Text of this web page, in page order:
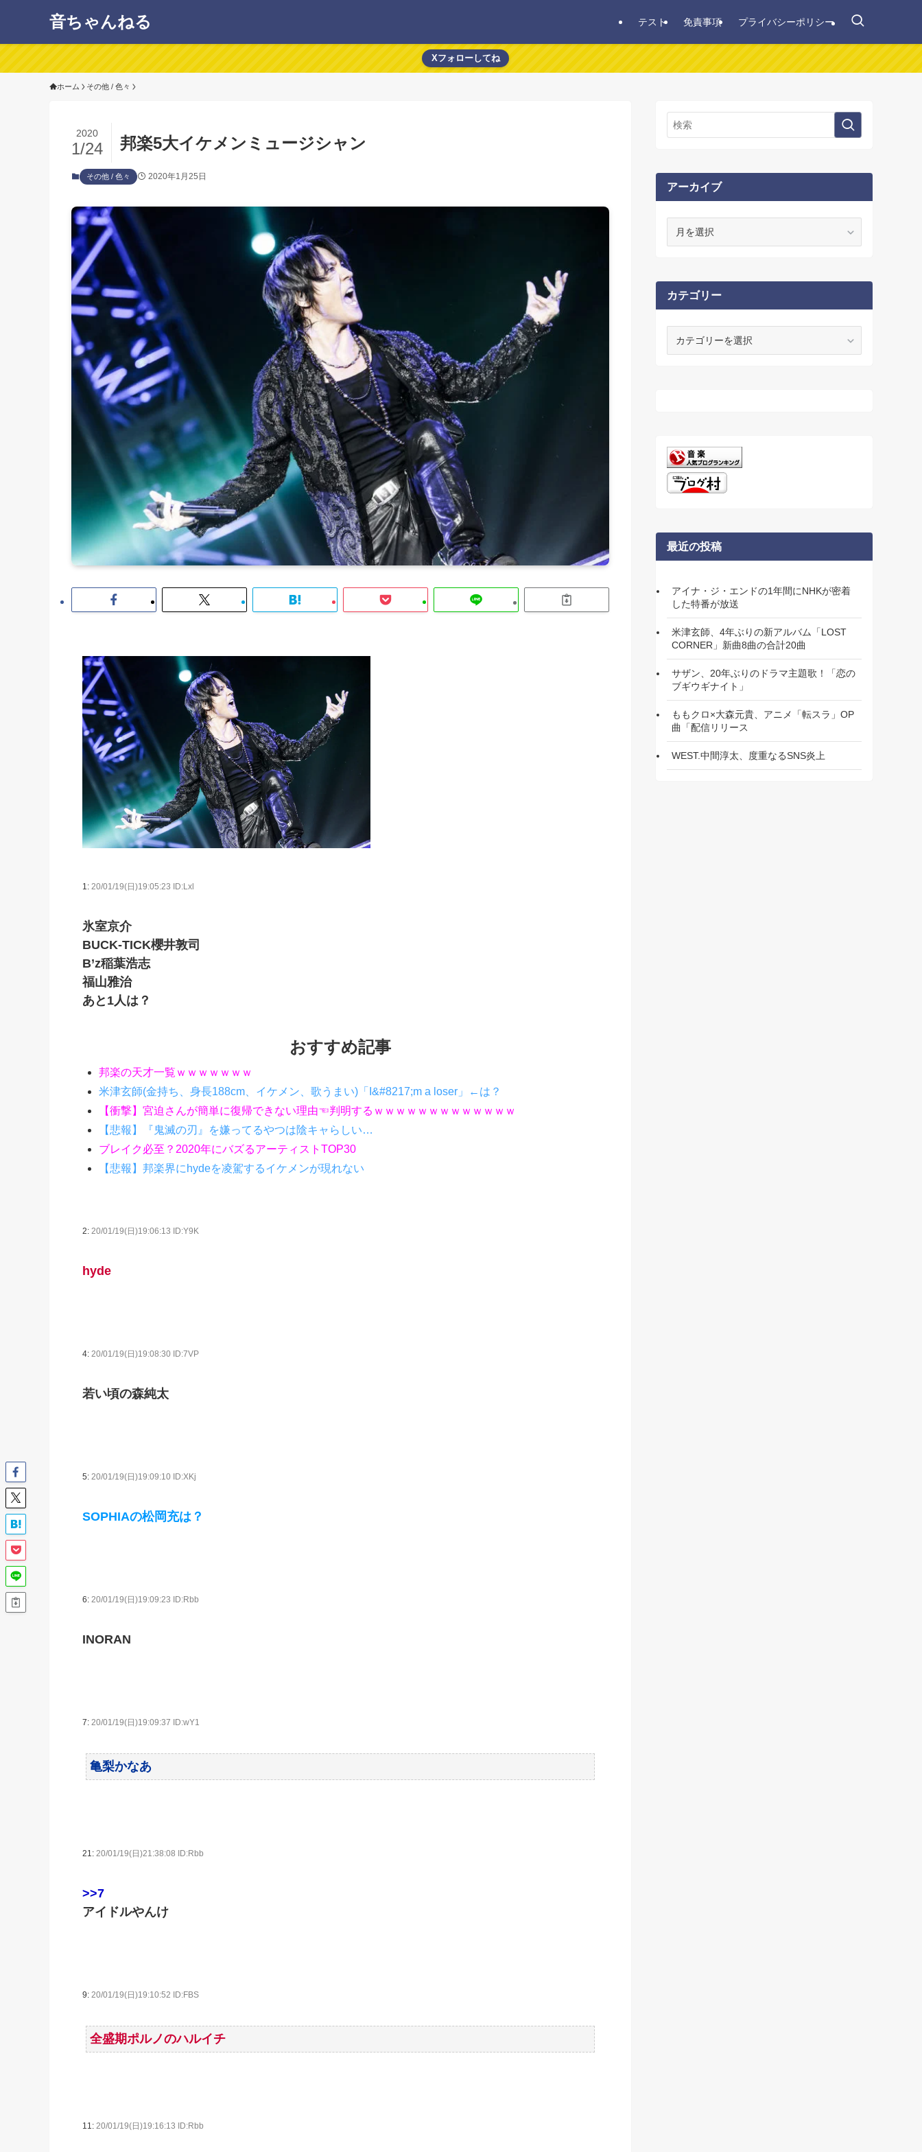
音ちゃんねる テスト 免責事項 プライバシーポリシー
Xフォローしてね
ホーム その他 / 色々
邦楽5大イケメンミュージシャン
2020
1/24
その他 / 色々 2020年1月25日
1: 20/01/19(日)19:05:23 ID:Lxl
氷室京介
BUCK-TICK櫻井敦司
B’z稲葉浩志
福山雅治
あと1人は？
おすすめ記事
邦楽の天才一覧ｗｗｗｗｗｗｗ
米津玄師(金持ち、身長188cm、イケメン、歌うまい)「I&#8217;m a loser」←は？
【衝撃】宮迫さんが簡単に復帰できない理由☜判明するｗｗｗｗｗｗｗｗｗｗｗｗｗ
【悲報】『鬼滅の刃』を嫌ってるやつは陰キャらしい…
ブレイク必至？2020年にバズるアーティストTOP30
【悲報】邦楽界にhydeを凌駕するイケメンが現れない
2: 20/01/19(日)19:06:13 ID:Y9K
hyde
4: 20/01/19(日)19:08:30 ID:7VP
若い頃の森純太
5: 20/01/19(日)19:09:10 ID:XKj
SOPHIAの松岡充は？
6: 20/01/19(日)19:09:23 ID:Rbb
INORAN
7: 20/01/19(日)19:09:37 ID:wY1
亀梨かなあ
21: 20/01/19(日)21:38:08 ID:Rbb
>>7
アイドルやんけ
9: 20/01/19(日)19:10:52 ID:FBS
全盛期ポルノのハルイチ
11: 20/01/19(日)19:16:13 ID:Rbb
アーカイブ
ブ
カテゴリー
最近の投稿
アイナ・ジ・エンドの1年間にNHKが密着
した特番が放送
米津玄師、4年ぶりの新アルバム「LOST
CORNER」新曲8曲の合計20曲
サザン、20年ぶりのドラマ主題歌！「恋の
ブギウギナイト」
ももクロ×大森元貴、アニメ「転スラ」OP
曲「配信リリース
WEST.中間淳太、度重なるSNS炎上